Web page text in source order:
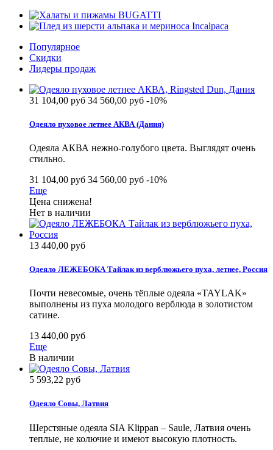
Популярное
Скидки
Лидеры продаж
31 104,00 руб 34 560,00 руб -10%
Одеяло пуховое летнее АКВА (Дания)
Одеяла АКВА нежно-голубого цвета. Выглядят очень
стильно.
31 104,00 руб 34 560,00 руб -10%
Еще
Цена снижена!
Нет в наличии
13 440,00 руб
Одеяло ЛЕЖЕБОКА Тайлак из верблюжьего пуха, летнее, Россия
Почти невесомые, очень тёплые одеяла «TAYLAK»
выполнены из пуха молодого верблюда в золотистом
сатине.
13 440,00 руб
Еще
В наличии
5 593,22 руб
Одеяло Совы, Латвия
Шерстяные одеяла SIA Klippan – Saule, Латвия очень
теплые, не колючие и имеют высокую плотность.